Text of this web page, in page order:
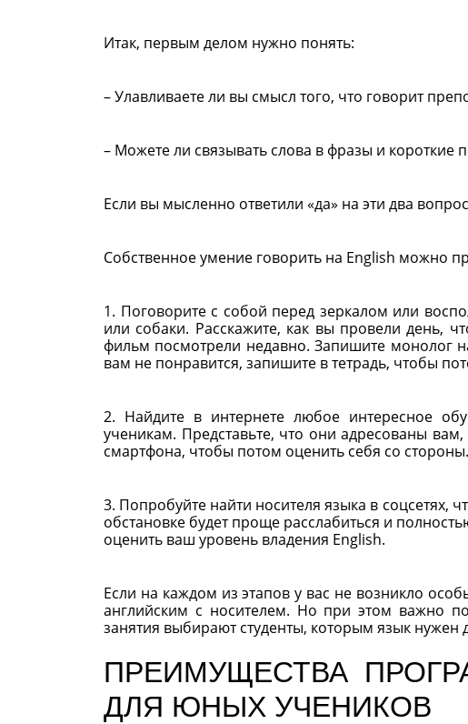
Итак, первым делом нужно понять:
– Улавливаете ли вы смысл того, что говорит
– Можете ли связывать слова в фразы и короткие
Если вы мысленно ответили «да» на эти два
Собственное умение говорить на English можно
1. Поговорите с собой перед зеркалом или
или собаки. Расскажите, как вы провели день,
фильм посмотрели недавно. Запишите монолог
вам не понравится, запишите в тетрадь, чтобы
2. Найдите в интернете любое интересное
ученикам. Представьте, что они адресованы
смартфона, чтобы потом оценить себя со стороны.
3. Попробуйте найти носителя языка в соцсетях,
обстановке будет проще расслабиться и
оценить ваш уровень владения English.
Если на каждом из этапов у вас не возникло
английским с носителем. Но при этом важно
занятия выбирают студенты, которым язык
ПРЕИМУЩЕСТВА
ДЛЯ ЮНЫХ УЧЕНИКОВ